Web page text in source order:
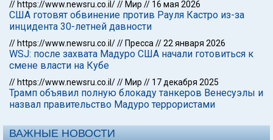
// https://www.newsru.co.il/// Мир // 16 мая 2026
США готовят обвинение против Рауля Кастро из-за
инцидента 30-летней давности
// https://www.newsru.co.il/// Пресса //22 января 2026
WSJ: после захвата Мадуро США начали готовиться к
смене власти на Кубе
// https://www.newsru.co.il/// Мир // 17 декабря 2025
Трамп объявил полную блокаду танкеров Венесуэлы и
назвал правительство Мадуро террористами
ВАЖНЫЕ НОВОСТИ